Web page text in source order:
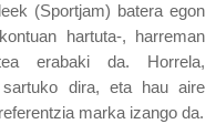
(Sportjam) batera egon
hartuta-, harreman
erabaki da. Horrela,
sartuko dira, eta hau aire
marka izango da.